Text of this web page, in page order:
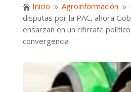
 Inicio 9 Agroinformación 9
disputas por la PAC, ahora
ensarzan en un rifirrafe
convergencia